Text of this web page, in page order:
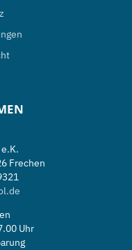
Frechen
Uhr